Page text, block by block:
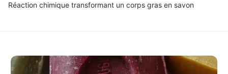
Réaction chimique transformant un corps gras en savon